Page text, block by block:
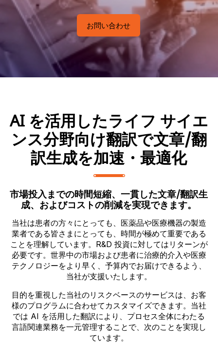
お問い合わせ
AI を活用したライフ サイエ
ンス分野向け翻訳で文章/翻
訳生成を加速・最適化
市場投入までの時間短縮、一貫した文章/翻訳生
成、およびコストの削減を実現できます。
当社は患者の方々にとっても、医薬品や医療機器の製造
業者である皆さまにとっても、時間が極めて重要である
ことを理解しています。R&D 投資に対してはリターンが
必要です。世界中の市場および患者に治療的介入や医療
テクノロジーをより早く、予算内でお届けできるよう、
当社が支援いたします。
目的を重視した当社のリスクベースのサービスは、お客
様のプログラムに合わせてカスタマイズできます。当社
では AI を活用した翻訳により、プロセス全体にわたる
言語関連業務を一元管理することで、次のことを実現し
ています。